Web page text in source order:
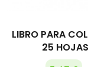
LIBRO PARA
25 HOJAS